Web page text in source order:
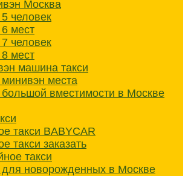
Москва
человек
мест
человек
мест
машина такси
минивэн места
большой вместимости в Москве
такси BABYCAR
такси заказать
такси
для новорожденных в Москве